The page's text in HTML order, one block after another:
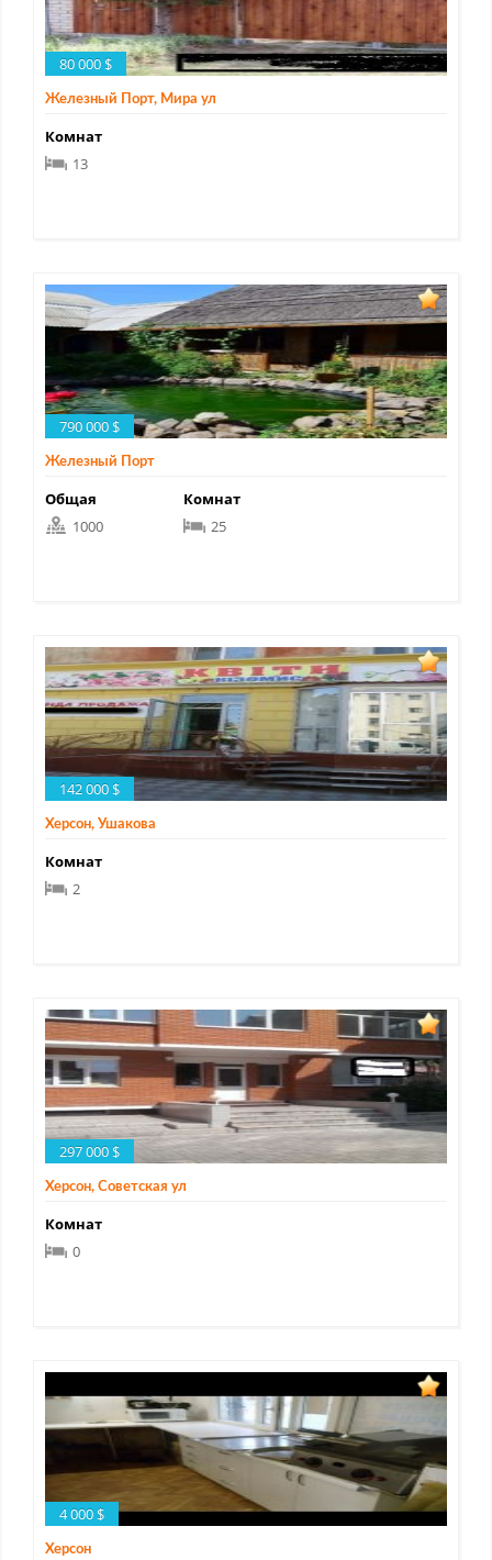
80 000 $
Железный Порт, Мира ул
Комнат
13
790 000 $
Железный Порт
Общая
1000
Комнат
25
142 000 $
Херсон, Ушакова
Комнат
2
297 000 $
Херсон, Советская ул
Комнат
0
4 000 $
Херсон